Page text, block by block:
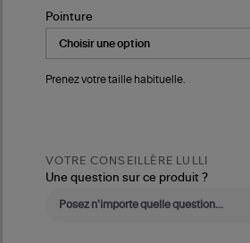
Pointure
Prenez votre taille habituelle.
VOTRE CONSEILLÈRE LULLI
Une question sur ce produit ?